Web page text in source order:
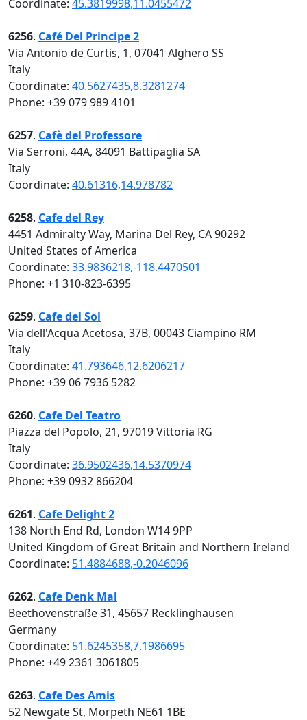
Coordinate: 45.3819998,11.0455472
6256. Café Del Principe 2
Via Antonio de Curtis, 1, 07041 Alghero SS
Italy
Coordinate: 40.5627435,8.3281274
Phone: +39 079 989 4101
6257. Cafè del Professore
Via Serroni, 44A, 84091 Battipaglia SA
Italy
Coordinate: 40.61316,14.978782
6258. Cafe del Rey
4451 Admiralty Way, Marina Del Rey, CA 90292
United States of America
Coordinate: 33.9836218,-118.4470501
Phone: +1 310-823-6395
6259. Cafe del Sol
Via dell'Acqua Acetosa, 37B, 00043 Ciampino RM
Italy
Coordinate: 41.793646,12.6206217
Phone: +39 06 7936 5282
6260. Cafe Del Teatro
Piazza del Popolo, 21, 97019 Vittoria RG
Italy
Coordinate: 36.9502436,14.5370974
Phone: +39 0932 866204
6261. Cafe Delight 2
138 North End Rd, London W14 9PP
United Kingdom of Great Britain and Northern Ireland
Coordinate: 51.4884688,-0.2046096
6262. Cafe Denk Mal
Beethovenstraße 31, 45657 Recklinghausen
Germany
Coordinate: 51.6245358,7.1986695
Phone: +49 2361 3061805
6263. Cafe Des Amis
52 Newgate St, Morpeth NE61 1BE